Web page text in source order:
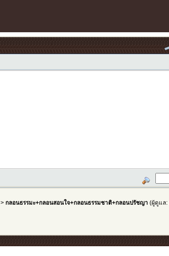
>กลอนธรรมะ+กลอนสอนใจ+กลอนธรรมชาติ+กลอนปรัชญา (ผู้ดูแล: